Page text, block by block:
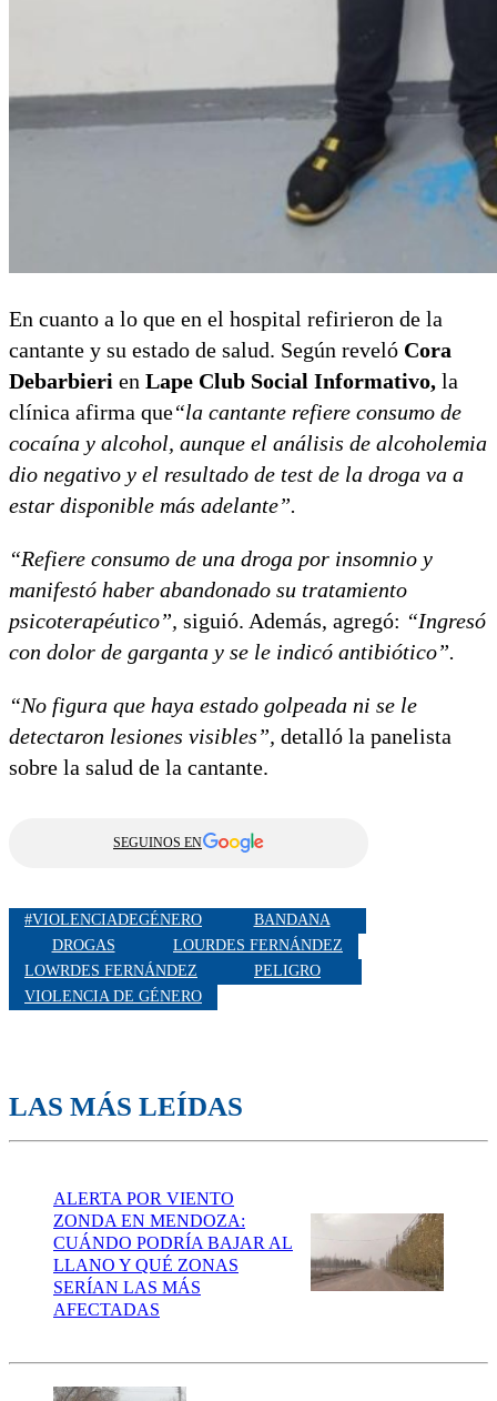
En cuanto a lo que en el hospital refirieron de la
cantante y su estado de salud. Según reveló Cora
Debarbieri en Lape Club Social Informativo, la
clínica afirma que“la cantante refiere consumo de
cocaína y alcohol, aunque el análisis de alcoholemia
dio negativo y el resultado de test de la droga va a
estar disponible más adelante”.
“Refiere consumo de una droga por insomnio y
manifestó haber abandonado su tratamiento
psicoterapéutico”, siguió. Además, agregó: “Ingresó
con dolor de garganta y se le indicó antibiótico”.
“No figura que haya estado golpeada ni se le
detectaron lesiones visibles”, detalló la panelista
sobre la salud de la cantante.
SEGUINOS EN
#VIOLENCIADEGÉNERO
BANDANA
DROGAS
LOURDES FERNÁNDEZ
LOWRDES FERNÁNDEZ
PELIGRO
VIOLENCIA DE GÉNERO
LAS MÁS LEÍDAS
ALERTA POR VIENTO
ZONDA EN MENDOZA:
CUÁNDO PODRÍA BAJAR AL
LLANO Y QUÉ ZONAS
SERÍAN LAS MÁS
AFECTADAS